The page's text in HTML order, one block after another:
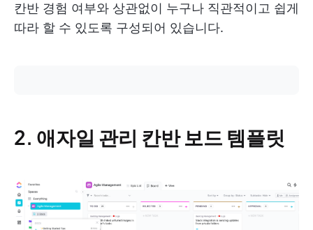
칸반 경험 여부와 상관없이 누구나 직관적이고 쉽게
따라 할 수 있도록 구성되어 있습니다.
2. 애자일 관리 칸반 보드 템플릿